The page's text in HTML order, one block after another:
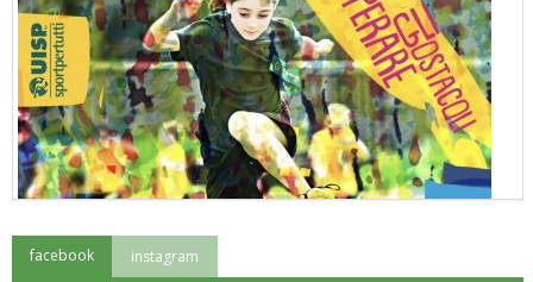
"Superare gli ostacoli": la relazione di Tiziano Pesce al CN Uisp
facebook instagram